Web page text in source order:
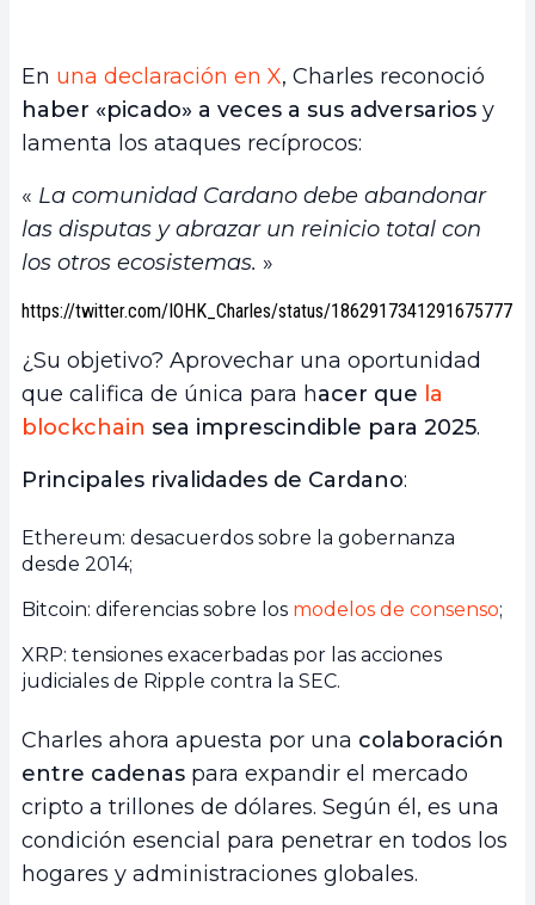
En una declaración en X, Charles reconoció
haber «picado» a veces a sus adversarios y
lamenta los ataques recíprocos:
« La comunidad Cardano debe abandonar
las disputas y abrazar un reinicio total con
los otros ecosistemas. »
https://twitter.com/IOHK_Charles/status/1862917341291675777
¿Su objetivo? Aprovechar una oportunidad
que califica de única para hacer que la
blockchain sea imprescindible para 2025.
Principales rivalidades de Cardano:
Ethereum: desacuerdos sobre la gobernanza
desde 2014;
Bitcoin: diferencias sobre los modelos de consenso;
XRP: tensiones exacerbadas por las acciones
judiciales de Ripple contra la SEC.
Charles ahora apuesta por una colaboración
entre cadenas para expandir el mercado
cripto a trillones de dólares. Según él, es una
condición esencial para penetrar en todos los
hogares y administraciones globales.